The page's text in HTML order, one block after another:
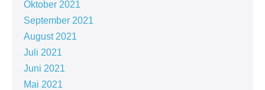
Oktober 2021
September 2021
August 2021
Juli 2021
Juni 2021
Mai 2021